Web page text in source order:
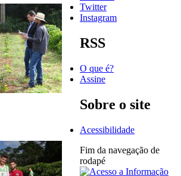
Twitter
Instagram
RSS
O que é?
Assine
Sobre o site
Acessibilidade
Fim da navegação de
rodapé